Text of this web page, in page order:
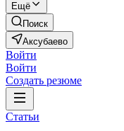
Ещё
Поиск
Аксубаево
Войти
Войти
Создать резюме
Статьи